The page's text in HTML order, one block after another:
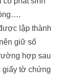
lập thành
giữ số
hợp sau
giấy tờ chứng